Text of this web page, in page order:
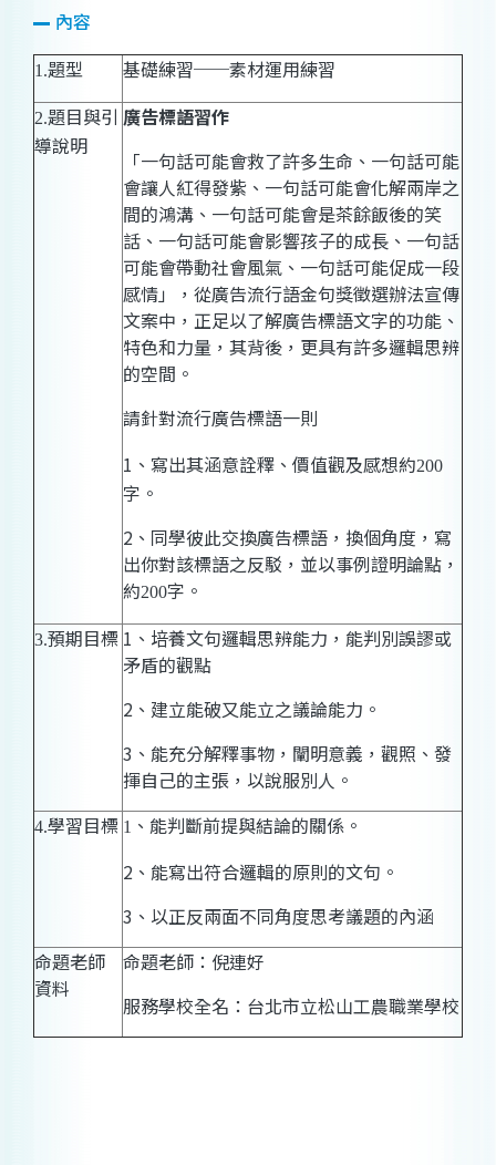
內容
1.題型 基礎練習──素材運用練習
2.題目與引
導說明
廣告標語習作
「一句話可能會救了許多生命、一句話可能
會讓人紅得發紫、一句話可能會化解兩岸之
間的鴻溝、一句話可能會是茶餘飯後的笑
話、一句話可能會影響孩子的成長、一句話
可能會帶動社會風氣、一句話可能促成一段
感情」，從廣告流行語金句獎徵選辦法宣傳
文案中，正足以了解廣告標語文字的功能、
特色和力量，其背後，更具有許多邏輯思辨
的空間 。
請針對流行廣告標語一則
1 、 寫出其涵意詮釋、價值觀及感想約200
字。
2 、同學彼此交換廣告標語，換個角度，寫
出你對該標語之反駁，並以事例證明論點，
約200字。
3.預期目標 1 、培養文句邏輯思辨能力，能判別誤謬或
矛盾的觀點
2 、建立能破又能立之議論能力。
3 、 能充分解釋事物，闡明意義，觀照、發
揮自己的主張，以說服別人。
4.學習目標 1 、能判斷前提與結論的關係。
2 、 能寫出符合邏輯的原則的文句。
3 、 以正反兩面不同角度思考議題的內涵
命題老師
資料
命題老師：倪連好
服務學校全名：台北市立松山工農職業學校